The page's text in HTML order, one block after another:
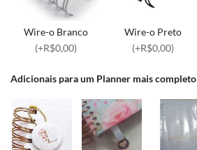
Wire-o Branco
(+R$0,00)
Wire-o Preto
(+R$0,00)
Adicionais para um Planner mais completo